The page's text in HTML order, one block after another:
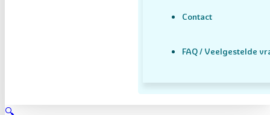
Contact
FAQ / Veelgestelde
🔍